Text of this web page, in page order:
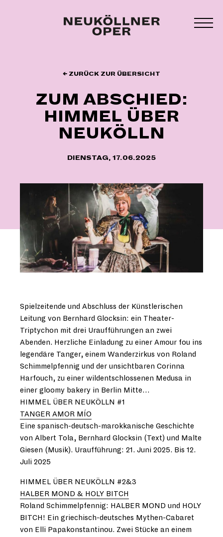
← ZURÜCK ZUR ÜBERSICHT
ZUM ABSCHIED:
HIMMEL ÜBER
NEUKÖLLN
DIENSTAG, 17.06.2025
Spielzeitende und Abschluss der Künstlerischen
Leitung von Bernhard Glocksin: ein Theater-
Triptychon mit drei Uraufführungen an zwei
Abenden. Herzliche Einladung zu einer Amour fou ins
legendäre Tanger, einem Wanderzirkus von Roland
Schimmelpfennig und der unsichtbaren Corinna
Harfouch, zu einer wildentschlossenen Medusa in
einer gloomy bakery in Berlin Mitte…
HIMMEL ÜBER NEUKÖLLN #1
TANGER AMOR MÍO
Eine spanisch-deutsch-marokkanische Geschichte
von Albert Tola, Bernhard Glocksin (Text) und Malte
Giesen (Musik). Uraufführung: 21. Juni 2025. Bis 12.
Juli 2025
HIMMEL ÜBER NEUKÖLLN #2&3
HALBER MOND & HOLY BITCH
Roland Schimmelpfennig: HALBER MOND und HOLY
BITCH! Ein griechisch-deutsches Mythen-Cabaret
von Elli Papakonstantinou. Zwei Stücke an einem